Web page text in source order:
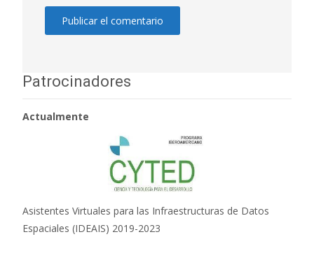
Patrocinadores
Actualmente
Asistentes Virtuales para las Infraestructuras de Datos
Espaciales (IDEAIS) 2019-2023